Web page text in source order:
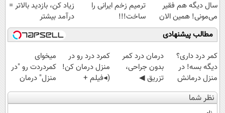
سال دیگه هم فقیر
می‌مونی! همین الان
ثبت نام کن
ترمیم زخم ایرانی را
ساخت!!!
زیاد کن، بازدید بالاتر =
درآمد بیشتر
مطالب پیشنهادی
کمر درد داری؟
دیگه بسه! در
منزل درمانش
کن
(◀پرسش‌نامه)
درمان درد کمر
بدون جراحی،
تزریق ◀
پرسش‌نامه رو پر
کن ▶
کمرد درد رو در
منزل درمان کن!
(◂فیلم +
پرسش‌نامه)
میخوای
کمردردت رو "در
منزل" درمان
کنی؟ (◂فیلم +
◂پرسش‌نامه)
نظر شما